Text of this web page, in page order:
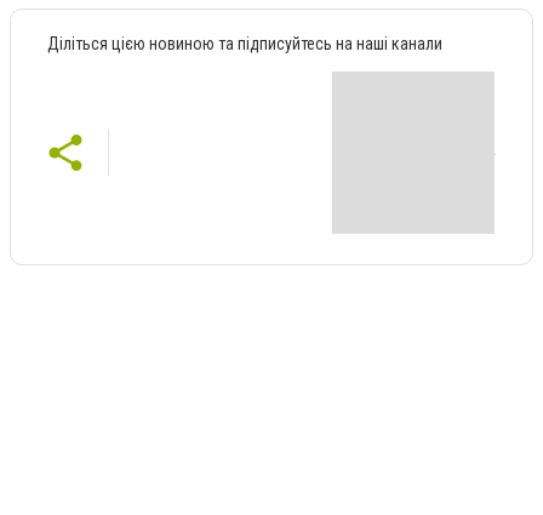
Діліться цією новиною та підписуйтесь на наші канали